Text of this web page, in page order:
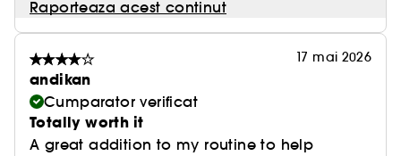
Raporteaza acest continut
17 mai 2026
andikan
Cumparator verificat
Totally worth it
A great addition to my routine to help